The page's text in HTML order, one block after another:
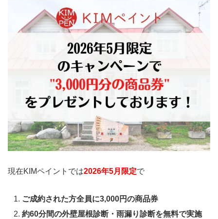
現在KIMペイントでは2026年5月限定で
ご成約された方全員に3,000円の商品券
約60分間の外壁屋根診断・雨漏り診断を無料で実施